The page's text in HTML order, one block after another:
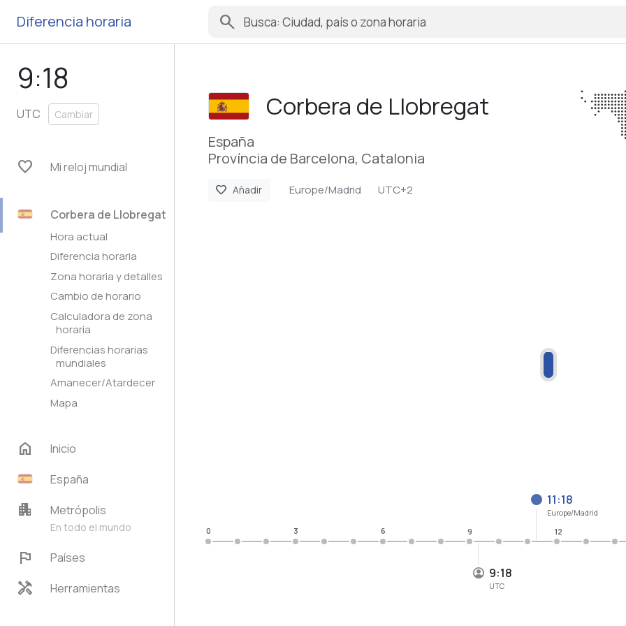
Diferencia horaria search
9:18
UTC Cambiar
favorite Mi reloj mundial
Corbera de Llobregat
Hora actual
Diferencia horaria
Zona horaria y detalles
Cambio de horario
Calculadora de zona
horaria
Diferencias horarias
mundiales
Amanecer/Atardecer
Mapa
home
Inicio
España
apartment Metrópolis
En todo el mundo
flag Países
handyman Herramientas
Corbera de Llobregat
España
Província de Barcelona, Catalonia
favorite Añadir Europe/Madrid UTC+2
9:18
UTC
11:18
Europe/Madrid
0 3 6 9 12